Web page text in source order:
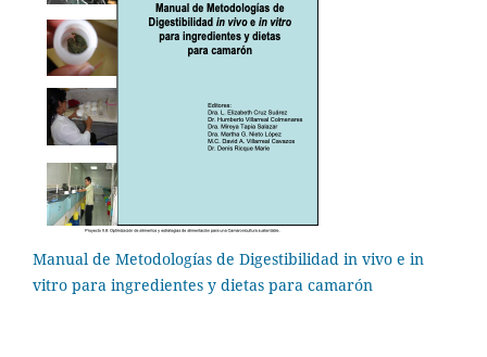
Manual de Metodologías de Digestibilidad in vivo e in
vitro para ingredientes y dietas para camarón